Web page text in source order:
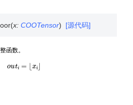
(x: COOTensor) [源代码]
函数。
ou xi⌋